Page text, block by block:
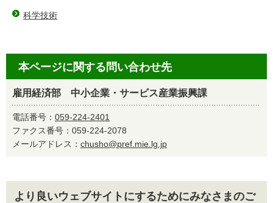
科学技術
本ページに関する問い合わせ先
雇用経済部 中小企業・サービス産業振興課
電話番号： 059-224-2401
ファクス番号：059-224-2078
メールアドレス： chusho@pref.mie.lg.jp
より良いウェブサイトにするためにみなさまのご